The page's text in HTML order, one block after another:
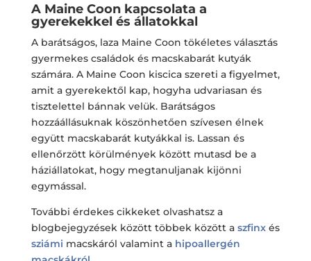
A Maine Coon kapcsolata a
gyerekekkel és állatokkal
A barátságos, laza Maine Coon tökéletes választás
gyermekes családok és macskabarát kutyák
számára. A Maine Coon kiscica szereti a figyelmet,
amit a gyerekektől kap, hogyha udvariasan és
tisztelettel bánnak velük. Barátságos
hozzáállásuknak köszönhetően szívesen élnek
együtt macskabarát kutyákkal is. Lassan és
ellenőrzött körülmények között mutasd be a
háziállatokat, hogy megtanuljanak kijönni
egymással.
További érdekes cikkeket olvashatsz a
blogbejegyzések között többek között a szfinxés
sziámi macskáról valamint a hipoallergén